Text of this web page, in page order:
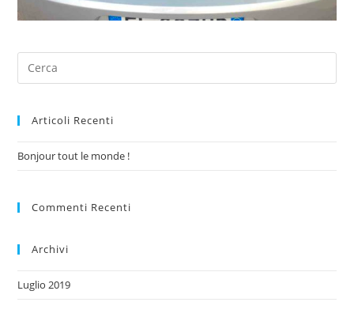
Articoli Recenti
Bonjour tout le monde !
Commenti Recenti
Archivi
Luglio 2019